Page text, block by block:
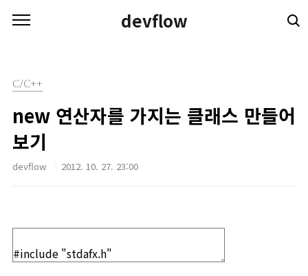
devflow
C/C++
new 연산자를 가지는 클래스 만들어
보기
devflow 2012. 10. 27. 23:00